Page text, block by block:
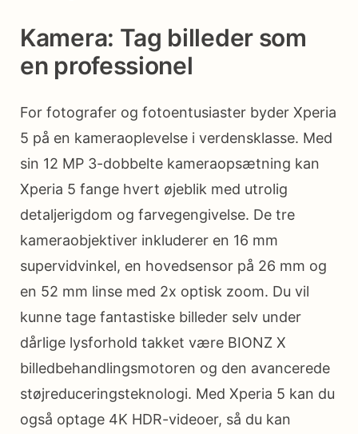
Kamera: Tag billeder som
en professionel
For fotografer og fotoentusiaster byder Xperia
5 på en kameraoplevelse i verdensklasse. Med
sin 12 MP 3-dobbelte kameraopsætning kan
Xperia 5 fange hvert øjeblik med utrolig
detaljerigdom og farvegengivelse. De tre
kameraobjektiver inkluderer en 16 mm
supervidvinkel, en hovedsensor på 26 mm og
en 52 mm linse med 2x optisk zoom. Du vil
kunne tage fantastiske billeder selv under
dårlige lysforhold takket være BIONZ X
billedbehandlingsmotoren og den avancerede
støjreduceringsteknologi. Med Xperia 5 kan du
også optage 4K HDR-videoer, så du kan